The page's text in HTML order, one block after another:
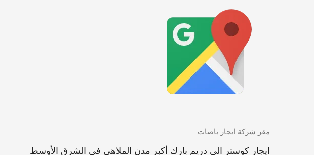
مقر شركة ايجار باصات
ايجار كوستر الي دريم بارك أكبر مدن الملاهي في الشرق الأوسط